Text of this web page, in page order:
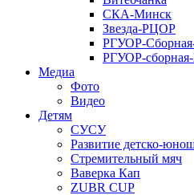
СКА-Минск
Звезда-РЦОР
РГУОР-
РГУОР-
Медиа
Фото
Видео
Детям
СУСУ
Развитие детско-
Стремительный мяч
Ваверка Кап
ZUBR CUP